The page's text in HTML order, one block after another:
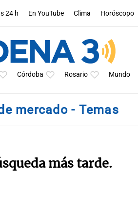
24 h En YouTube Clima Horóscopo
Córdoba Rosario Mundo
mercado - Temas
más tarde.